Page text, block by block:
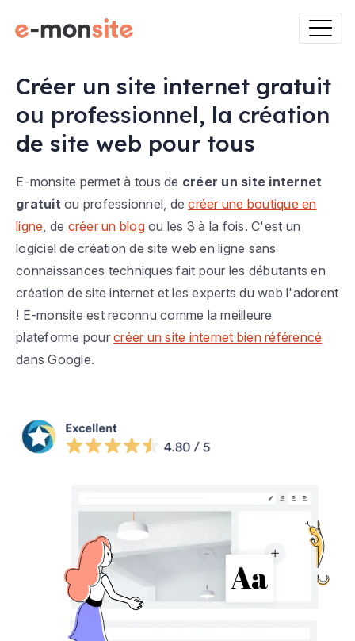
Créer un site internet gratuit
ou professionnel, la création
de site web pour tous
E-monsite permet à tous de créer un site internet
gratuit ou professionnel, decréer une boutique en
ligne , de créer un blogou les 3 à la fois. C'est un
logiciel de création de site web en ligne sans
connaissances techniques fait pour les débutants en
création de site internet et les experts du web l'adorent
! E-monsite est reconnu comme la meilleure
plateforme pour créer un site internet bien référencé
dans Google.